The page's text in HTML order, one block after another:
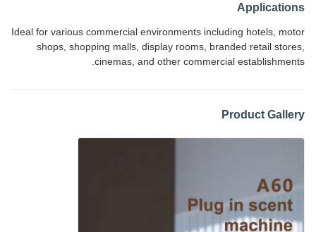
Applications
Ideal for various commercial environments including hotels, motor
shops, shopping malls, display rooms, branded retail stores,
cinemas, and other commercial establishments.
Product Gallery